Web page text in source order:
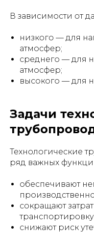
В зависимости от
низкого — для
атмосфер;
среднего — для
атмосфер;
высокого — для
Задачи
Технологические
ряд важных
обеспечивают
сокращают
снижают риск